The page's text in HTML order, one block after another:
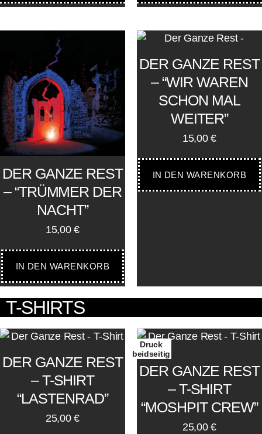
DER GANZE REST
– “TRÜMMER DER
NACHT”
15,00€
IN DEN WARENKORB
DER GANZE REST
– “WIR WAREN
SCHON MAL
WEITER”
15,00€
IN DEN WARENKORB
T-SHIRTS
DER GANZE REST
– T-SHIRT
“LASTENRAD”
25,00€
Druck
beidseitig
DER GANZE REST
– T-SHIRT
“MOSHPIT CREW”
25,00€